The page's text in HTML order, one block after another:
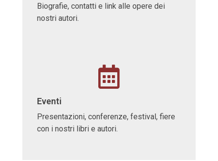
Biografie, contatti e link alle opere dei
nostri autori.
Eventi
Presentazioni, conferenze, festival, fiere
con i nostri libri e autori.